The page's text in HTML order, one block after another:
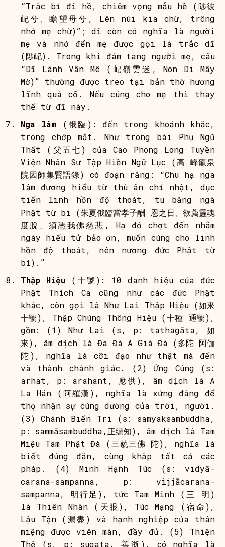
“Trắc bỉ đĩ hề, chiêm vọng mẫu hề (陟彼
屺兮、瞻望母兮, Lên núi kia chừ, trông
nhớ mẹ chừ)”; dĩ còn có nghĩa là người
mẹ và nhớ đến mẹ được gọi là trắc dĩ
(陟屺). Trong khi đám tang người mẹ, câu
“Dĩ Lãnh Vân Mê (屺嶺雲迷, Non Di Mây
Mờ)” thường được treo tại bản thờ hương
lĩnh quá cố. Nếu cúng cho mẹ thì thay
thế từ đĩ này.
Nga lâm (俄臨): đến trong khoảnh khắc,
trong chớp mắt. Như trong bài Phụ Ngũ
Thất (父五七) của Cao Phong Long Tuyền
Viện Nhân Sư Tập Hiền Ngữ Lục (高 峰龍泉
院因師集賢語錄) có đoạn rằng: “Chu hạ nga
lâm đương hiểu từ thù ân chỉ nhật, dục
tiến linh hồn độ thoát, tu bằng ngã
Phật từ bi (朱夏俄臨當孝子酬 恩之日、欲薦靈魂
度脫、須憑我佛慈悲, Hạ đỏ chợt đến nhằm
ngày hiểu tử bảo ơn, muốn cúng cho linh
hồn độ thoát, nên nương đức Phật từ
bí).”
Thập Hiệu (十號): 10 danh hiệu của đức
Phật Thích Ca cũng như các đức Phật
khác, còn gọi là Như Lai Thập Hiệu (如來
十號), Thập Chúng Thông Hiệu (十種 通號),
gồm: (1) Như Lai (s, p: tathagāta, 如
來), âm dịch là Đa Đà A Già Đà (多陀 阿伽
陀), nghĩa là cỡi đạo như thật mà đến
và thành chánh giác. (2) Ứng Cúng (s:
arhat, p: arahant, 應供), âm dịch là A
La Hán (阿羅漢), nghĩa là xứng đáng để
thọ nhận sự cúng dường của trời, người.
(3) Chánh Biến Tri (s: samyaksambuddha,
p: sammāsambuddha,正编知), âm dịch là Tam
Miệu Tam Phật Đà (三藐三佛 陀), nghĩa là
biết đúng đắn, cùng khắp tất cả các
pháp. (4) Minh Hạnh Túc (s: vidyā-
carana-sampanna, p: vijjācarana-
sampanna, 明行足), tức Tam Minh (三 明)
là Thiên Nhãn (天眼), Túc Mạng (宿命),
Lậu Tận (漏盡) và hạnh nghiệp của thân
miệng được viên mãn, đầy đủ. (5) Thiện
Thệ (s, p: sugata, 善逝), có nghĩa là